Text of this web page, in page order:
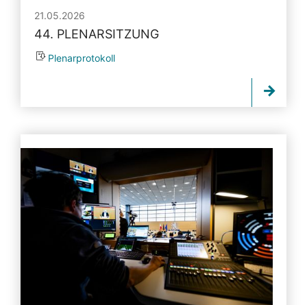
21.05.2026
44. PLENARSITZUNG
Plenarprotokoll